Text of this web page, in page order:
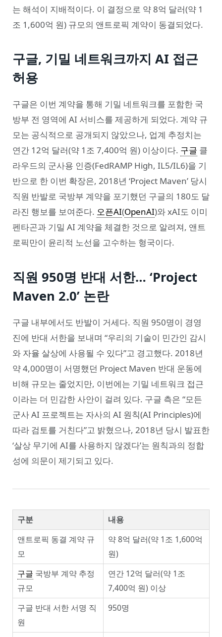
는 해석이 지배적이다. 이 결정으로 약 8억 달러(약 1
조 1,600억 원) 규모의 앤트로픽 계약이 동결되었다.
구글, 기밀 네트워크까지 AI 접근
허용
구글은 이번 계약을 통해 기밀 네트워크를 포함한 국
방부 전 영역에 AI 서비스를 제공하게 되었다. 계약 규
모는 공식적으로 공개되지 않았으나, 업계 추정치는
연간 12억 달러(약 1조 7,400억 원) 이상이다. 구글 클
라우드의 군사용 인증(FedRAMP High, IL5/IL6)을 기
반으로 한 이번 확장은, 2018년 ‘Project Maven’ 당시
직원 반발로 국방부 계약을 포기했던 구글의 180도 달
라진 행보를 보여준다. 오픈AI(OpenAI)와 xAI도 이미
펜타곤과 기밀 AI 계약을 체결한 것으로 알려져, 앤트
로픽만이 윤리적 노선을 고수하는 형국이다.
직원 950명 반대 서한… ‘Project
Maven 2.0’ 논란
구글 내부에서도 반발이 거세다. 직원 950명이 경영
진에 반대 서한을 보내며 “우리의 기술이 민간인 감시
와 자율 살상에 사용될 수 있다”고 경고했다. 2018년
약 4,000명이 서명했던 Project Maven 반대 운동에
비해 규모는 줄었지만, 이번에는 기밀 네트워크 접근
이라는 더 민감한 사안이 걸려 있다. 구글 측은 “모든
군사 AI 프로젝트는 자사의 AI 원칙(AI Principles)에
따라 검토를 거친다”고 밝혔으나, 2018년 당시 발표한
‘살상 무기에 AI를 사용하지 않겠다’는 원칙과의 정합
성에 의문이 제기되고 있다.
구분
내용
앤트로픽 동결 계약 규
모
약 8억 달러(약 1조 1,600억
원)
구글 국방부 계약 추정
규모
연간 12억 달러(약 1조
7,400억 원) 이상
구글 반대 서한 서명 직
원
950명